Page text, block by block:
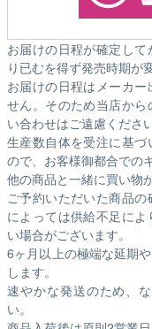
お届けの日程が確定し
り已むを得ず発売時期が
お届けの日程はメーカ
せん。そのため当店から
い合わせはご遠慮ください
生産数自体を受注に基
ので、お客様御都合での
他の商品と一緒に買い物
ご予約いただいた商品
によっては供給不足に
い場合がございます。
6ヶ月以上の極端な延期
します。
速やかな発送のため、
い。